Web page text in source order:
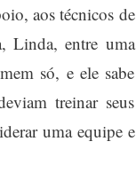
aos técnicos de
Linda, entre uma
só, e ele sabe
treinar seus
uma equipe e